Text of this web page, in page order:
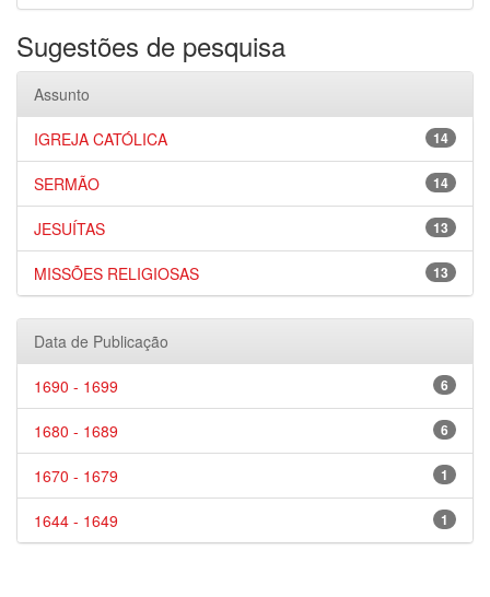
Sugestões de pesquisa
Assunto
14
IGREJA CATÓLICA
14
SERMÃO
13
JESUÍTAS
13
MISSÕES RELIGIOSAS
Data de Publicação
6
1690 - 1699
6
1680 - 1689
1
1670 - 1679
1
1644 - 1649